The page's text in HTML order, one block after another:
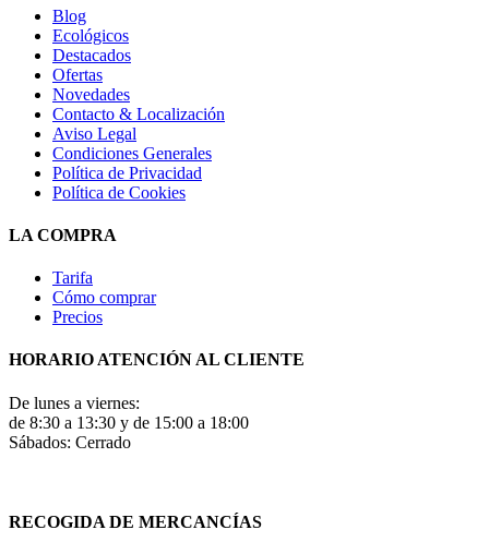
Blog
Ecológicos
Destacados
Ofertas
Novedades
Contacto & Localización
Aviso Legal
Condiciones Generales
Política de Privacidad
Política de Cookies
LA COMPRA
Tarifa
Cómo comprar
Precios
HORARIO ATENCIÓN AL CLIENTE
De lunes a viernes:
de 8:30 a 13:30 y de 15:00 a 18:00
Sábados: Cerrado
RECOGIDA DE MERCANCÍAS